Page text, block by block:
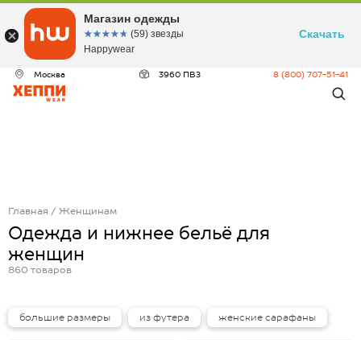
Москва 3960 ПВЗ 8 (800) 707-51-41
Главная Женщинам
Одежда и нижнее бельё для
женщин
860 товаров
большие размеры из футера женские сарафаны
Магазин одежды
☆☆☆☆☆
★★★★★ (59) звезды
Happywear
Скачать